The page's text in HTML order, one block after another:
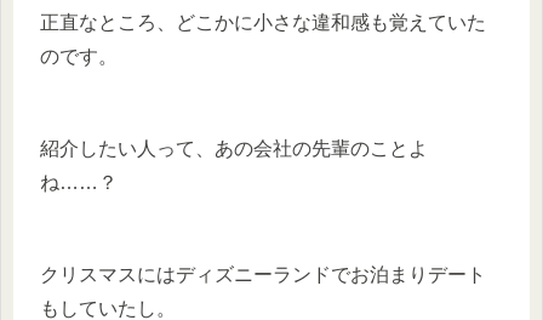
正直なところ、どこかに小さな違和感も覚えていた
のです。
紹介したい人って、あの会社の先輩のことよ
ね……？
クリスマスにはディズニーランドでお泊まりデート
もしていたし。